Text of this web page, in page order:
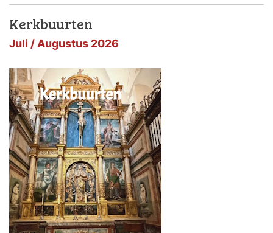
Kerkbuurten
Juli / Augustus 2026